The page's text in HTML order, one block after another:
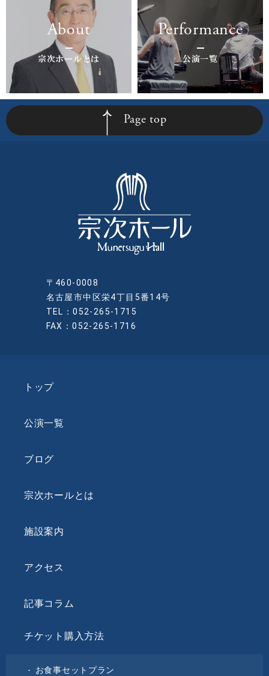
About
宗次ホールとは
Performance
公演一覧
Page top
〒460-0008
名古屋市中区栄4丁目5番14号
TEL：052-265-1715
FAX：052-265-1716
トップ
公演一覧
ブログ
宗次ホールとは
施設案内
アクセス
記事コラム
チケット購入方法
お食事セットプラン